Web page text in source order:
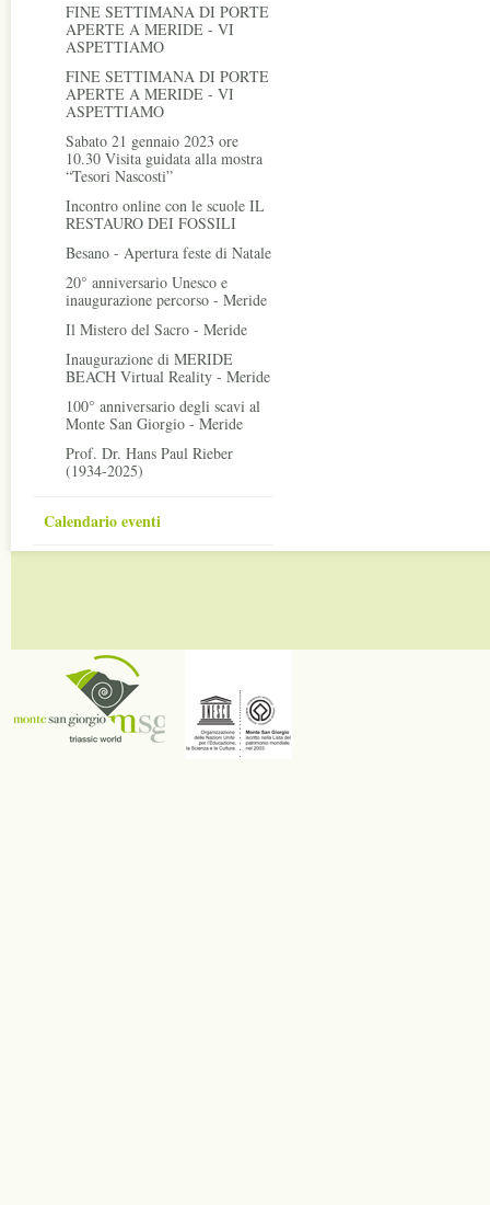
FINE SETTIMANA DI PORTE
APERTE A MERIDE - VI
ASPETTIAMO
FINE SETTIMANA DI PORTE
APERTE A MERIDE - VI
ASPETTIAMO
Sabato 21 gennaio 2023 ore
10.30 Visita guidata alla mostra
“Tesori Nascosti”
Incontro online con le scuole IL
RESTAURO DEI FOSSILI
Besano - Apertura feste di Natale
20° anniversario Unesco e
inaugurazione percorso - Meride
Il Mistero del Sacro - Meride
Inaugurazione di MERIDE
BEACH Virtual Reality - Meride
100° anniversario degli scavi al
Monte San Giorgio - Meride
Prof. Dr. Hans Paul Rieber
(1934-2025)
Calendario eventi